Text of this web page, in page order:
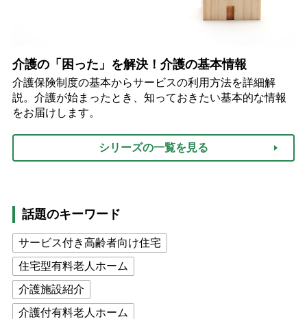
介護の「困った」を解決！介護の基本情報
介護保険制度の基本からサービスの利用方法を詳細解
説。介護が始まったとき、知っておきたい基本的な情報
をお届けします。
シリーズの一覧を見る
話題のキーワード
サービス付き高齢者向け住宅
住宅型有料老人ホーム
介護施設紹介
介護付有料老人ホーム